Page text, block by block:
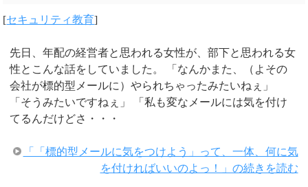
[セキュリティ教育]
先日、年配の経営者と思われる女性が、部下と思われる女
性とこんな話をしていました。 「なんかまた、（よその
会社が標的型メールに）やられちゃったみたいねぇ」
「そうみたいですねぇ」 「私も変なメールには気を付け
てるんだけどさ・・・
「「標的型メールに気をつけよう」って、一体、何に気
を付ければいいのよっ！」の続きを読む